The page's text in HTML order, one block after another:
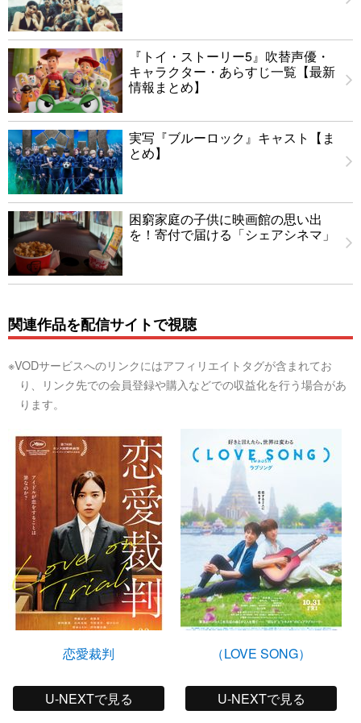
『トイ・ストーリー5』吹替声優・
キャラクター・あらすじ一覧【最新
情報まとめ】
実写『ブルーロック』キャスト【ま
とめ】
困窮家庭の子供に映画館の思い出
を！寄付で届ける「シェアシネマ」
関連作品を配信サイトで視聴
※VODサービスへのリンクにはアフィリエイトタグが含まれてお
り、リンク先での会員登録や購入などでの収益化を行う場合があ
ります。
恋愛裁判
U-NEXTで見る
（LOVE SONG）
U-NEXTで見る